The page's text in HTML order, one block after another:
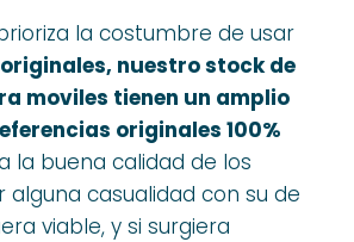
la costumbre de usar
nuestro stock de
moviles tienen un amplio
originales 100%
la buena calidad de los
alguna casualidad con su de
viable, y si surgiera